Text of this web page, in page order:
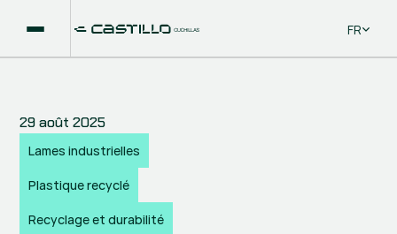
Select
FR
29 août 2025
Lames industrielles
Plastique recyclé
Recyclage et durabilité